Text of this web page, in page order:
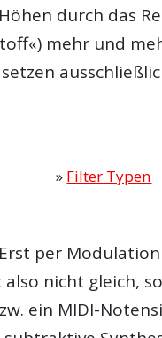
durch das
mehr und
» Filter Typen
per
nicht gleich,
ein MIDI-